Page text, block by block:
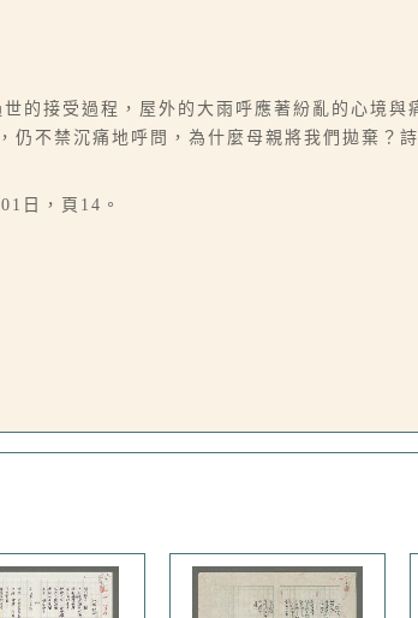
的接受過程，屋外的大雨呼應著紛亂的心境
仍不禁沉痛地呼問，為什麼母親將我們拋棄
日，頁14。